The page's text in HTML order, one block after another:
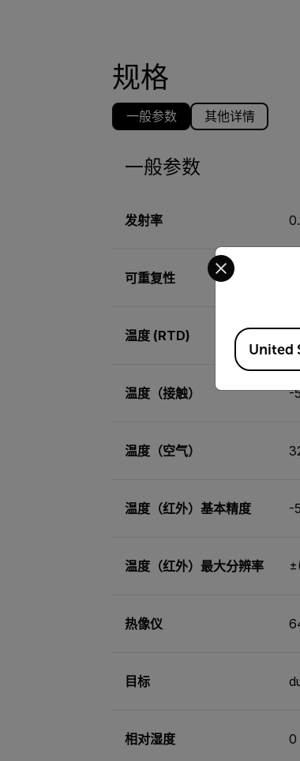
规格
一般参数 其他详情
一般参数
发射率
可重复性
温度 (RTD)
温度（接触） -
温度（空气）
温度（红外）基本精度 -
温度（红外）最大分辨率
热像仪
目标
相对湿度 0
Select your
Available
United